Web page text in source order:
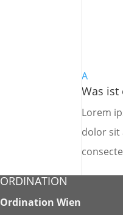
A
Was ist
Lorem
dolor sit
ORDINATION
Ordination Wien